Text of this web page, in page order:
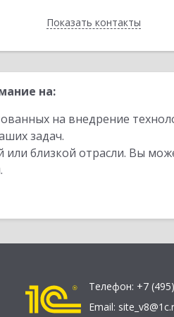
Показать контакты
Назад
на:
на внедрение
задач.
близкой отрасли. Вы
Телефон: +7
Email: